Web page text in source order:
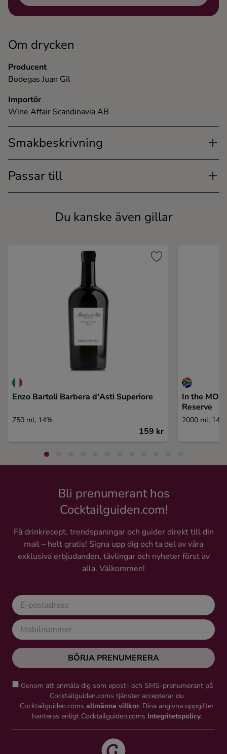
Om drycken
Producent
Bodegas Juan Gil
Importör
Wine Affair Scandinavia AB
Smakbeskrivning
Passar till
Du kanske även gillar
Enzo Bartoli Barbera d'Asti Superiore
750 ml, 14%
159 kr
In the
Reserve
2000 ml, 14%
Bli prenumerant hos
Cocktailguiden.com!
Få drinkrecept, trendspaningar och guider direkt till din
mail – helt gratis! Signa upp dig och ta del av våra
exklusiva erbjudanden, tävlingar och nyheter först av
alla. Välkommen!
BÖRJA PRENUMERERA
Genom att anmäla dig som epost- och SMS-prenumerant på
Cocktailguiden.coms tjänster accepterar du
Cocktailguiden.coms allmänna villkor. Dina angivna uppgifter
hanteras enligt Cocktailguiden.coms Integritetspolicy.